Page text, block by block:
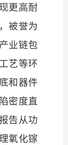
更高耐
被誉为
业链包
艺等环
和器件
密度直
告从功
氧化镓